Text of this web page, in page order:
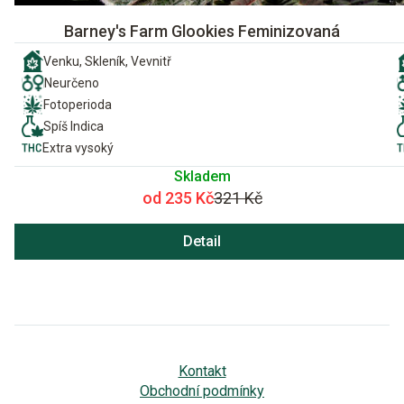
Barney's Farm Glookies Feminizovaná
Venku, Skleník, Vevnitř
Neurčeno
Fotoperioda
Spíš Indica
Extra vysoký
Skladem
od 235 Kč321 Kč
Detail
Kontakt
Obchodní podmínky